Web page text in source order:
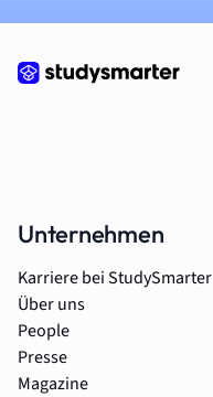
Unternehmen
Karriere bei StudySmarter
Über uns
People
Presse
Magazine